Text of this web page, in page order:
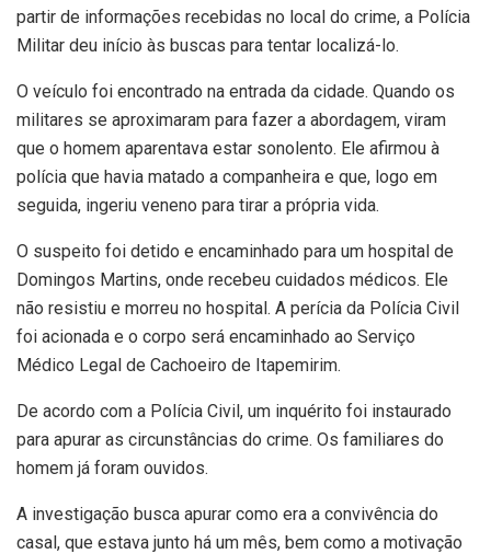
partir de informações recebidas no local do crime, a Polícia
Militar deu início às buscas para tentar localizá-lo.
O veículo foi encontrado na entrada da cidade. Quando os
militares se aproximaram para fazer a abordagem, viram
que o homem aparentava estar sonolento. Ele afirmou à
polícia que havia matado a companheira e que, logo em
seguida, ingeriu veneno para tirar a própria vida.
O suspeito foi detido e encaminhado para um hospital de
Domingos Martins, onde recebeu cuidados médicos. Ele
não resistiu e morreu no hospital. A perícia da Polícia Civil
foi acionada e o corpo será encaminhado ao Serviço
Médico Legal de Cachoeiro de Itapemirim.
De acordo com a Polícia Civil, um inquérito foi instaurado
para apurar as circunstâncias do crime. Os familiares do
homem já foram ouvidos.
A investigação busca apurar como era a convivência do
casal, que estava junto há um mês, bem como a motivação